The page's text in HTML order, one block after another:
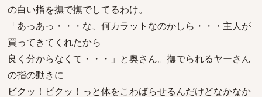
の白い指を撫で撫でしてるわけ。
「あっあっ・・・な、何カラットなのかしら・・・主人が
買ってきてくれたから
良く分からなくて・・・」と奥さん。撫でられるヤーさん
の指の動きに
ビクッ！ビクッ！っと体をこわばらせるんだけどなかなか